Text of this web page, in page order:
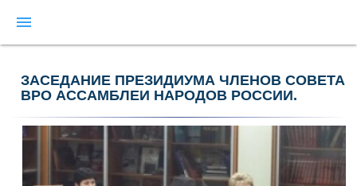
menu
ЗАСЕДАНИЕ ПРЕЗИДИУМА ЧЛЕНОВ СОВЕТА
ВРО АССАМБЛЕИ НАРОДОВ РОССИИ.